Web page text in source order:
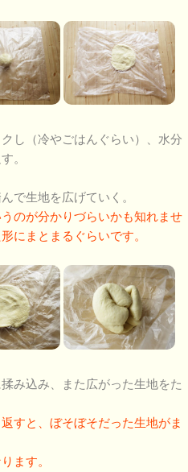
し（冷やごはんぐらい）、水分
。
で生地を広げていく。
のが分かりづらいかも知れませ
にまとまるぐらいです。
み込み、また広がった生地をた
すと、ぼそぼそだった生地がま
ます。